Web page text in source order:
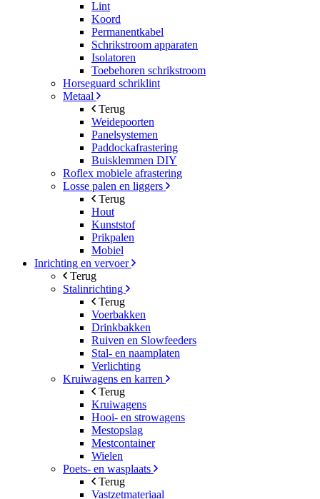
Lint
Koord
Permanentkabel
Schrikstroom apparaten
Isolatoren
Toebehoren schrikstroom
Horseguard schriklint
Metaal
Terug
Weidepoorten
Panelsystemen
Paddockafrastering
Buisklemmen DIY
Roflex mobiele afrastering
Losse palen en liggers
Terug
Hout
Kunststof
Prikpalen
Mobiel
Inrichting en vervoer
Terug
Stalinrichting
Terug
Voerbakken
Drinkbakken
Ruiven en Slowfeeders
Stal- en naamplaten
Verlichting
Kruiwagens en karren
Terug
Kruiwagens
Hooi- en strowagens
Mestopslag
Mestcontainer
Wielen
Poets- en wasplaats
Terug
Vastzetmateriaal